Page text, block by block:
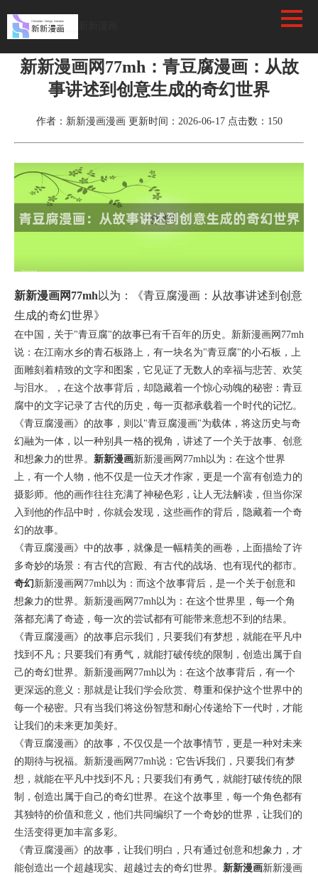
首页> 漫画资讯
新新漫画网77mh：青豆腐漫画：从故
事讲述到创意生成的奇幻世界
作者：新新漫画漫画 更新时间：2026-06-17 点击数： 150
新新漫画网77mh 以为：《青豆腐漫画：从故事讲述到创意
生成的奇幻世界》
在中国，关于"青豆腐"的故事已有千百年的历史。新新漫画网77mh
说：在江南水乡的青石板路上，有一块名为"青豆腐"的小石板，上
面雕刻着精致的文字和图案，它见证了无数人的幸福与悲苦、欢笑
与泪水。，在这个故事背后，却隐藏着一个惊心动魄的秘密：青豆
腐中的文字记录了古代的历史，每一页都承载着一个时代的记忆。
《青豆腐漫画》的故事，则以"青豆腐漫画"为载体，将这历史与奇
幻融为一体，以一种别具一格的视角，讲述了一个关于故事、创意
和想象力的世界。 新新漫画新新漫画网77mh以为：在这个世界
上，有一个人物，他不仅是一位天才作家，更是一个富有创造力的
摄影师。他的画作往往充满了神秘色彩，让人无法解读，但当你深
入到他的作品中时，你就会发现，这些画作的背后，隐藏着一个奇
幻的故事。
《青豆腐漫画》中的故事，就像是一幅精美的画卷，上面描绘了许
多奇妙的场景：有古代的宫殿、有古代的战场、也有现代的都市。
奇幻 新新漫画网77mh以为：而这个故事背后，是一个关于创意和
想象力的世界。新新漫画网77mh以为：在这个世界里，每一个角
落都充满了奇迹，每一次的尝试都有可能带来意想不到的结果。
《青豆腐漫画》的故事启示我们，只要我们有梦想，就能在平凡中
找到不凡；只要我们有勇气，就能打破传统的限制，创造出属于自
己的奇幻世界。新新漫画网77mh以为：在这个故事背后，有一个
更深远的意义：那就是让我们学会欣赏、尊重和保护这个世界中的
每一个秘密。只有当我们将这份智慧和耐心传递给下一代时，才能
让我们的未来更加美好。
《青豆腐漫画》的故事，不仅仅是一个故事情节，更是一种对未来
的期待与祝福。新新漫画网77mh说：它告诉我们，只要我们有梦
想，就能在平凡中找到不凡；只要我们有勇气，就能打破传统的限
制，创造出属于自己的奇幻世界。在这个故事里，每一个角色都有
其独特的价值和意义，他们共同编织了一个奇妙的世界，让我们的
生活变得更加丰富多彩。
《青豆腐漫画》的故事，让我们明白，只有通过创意和想象力，才
能创造出一个超越现实、超越过去的奇幻世界。 新新漫画新新漫画